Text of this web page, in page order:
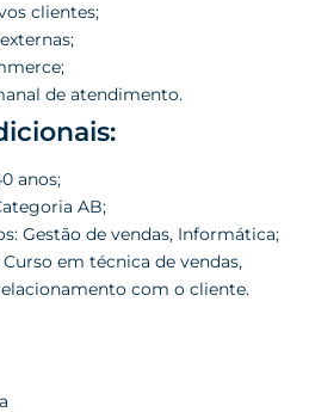
clientes;
de atendimento.
anos;
AB;
Gestão de vendas, Informática;
Curso em técnica de vendas,
com o cliente.